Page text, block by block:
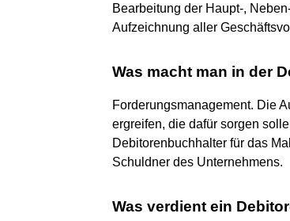
Bearbeitung der Haupt-,
Aufzeichnung aller
Was macht man in der
Forderungsmanagement. Die
ergreifen, die dafür sorgen
Debitorenbuchhalter für das
Schuldner des Unternehmens.
Was verdient ein